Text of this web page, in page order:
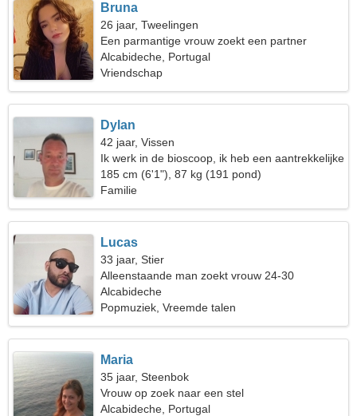
Bruna
26 jaar, Tweelingen
Een parmantige vrouw zoekt een partner
Alcabideche, Portugal
Vriendschap
Dylan
42 jaar, Vissen
Ik werk in de bioscoop, ik heb een aantrekkelijke
vrouw nodig
185 cm (6'1"), 87 kg (191 pond)
Familie
Lucas
33 jaar, Stier
Alleenstaande man zoekt vrouw 24-30
Alcabideche
Popmuziek, Vreemde talen
Maria
35 jaar, Steenbok
Vrouw op zoek naar een stel
Alcabideche, Portugal